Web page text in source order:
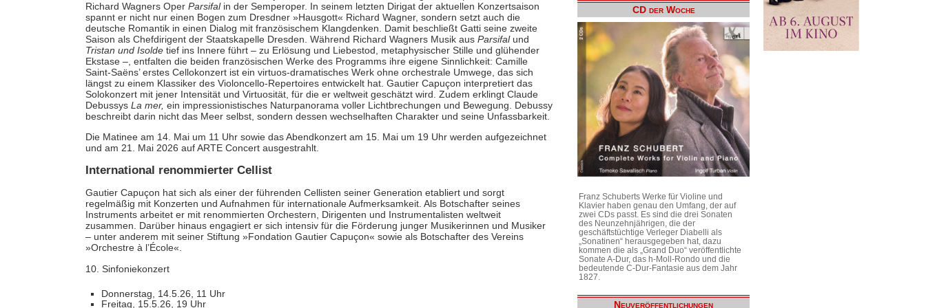
Richard Wagners Oper Parsifalin der Semperoper. In seinem letzten Dirigat der aktuellen Konzertsaison
spannt er nicht nur einen Bogen zum Dresdner »Hausgott« Richard Wagner, sondern setzt auch die
deutsche Romantik in einen Dialog mit französischem Klangdenken. Damit beschließt Gatti seine zweite
Saison als Chefdirigent der Staatskapelle Dresden. Während Richard Wagners Musik aus Parsifalund
Tristan und Isoldetief ins Innere führt – zu Erlösung und Liebestod, metaphysischer Stille und glühender
Ekstase –, entfalten die beiden französischen Werke des Programms ihre eigene Sinnlichkeit: Camille
Saint-Saëns’ erstes Cellokonzert ist ein virtuos-dramatisches Werk ohne orchestrale Umwege, das sich
längst zu einem Klassiker des Violoncello-Repertoires entwickelt hat. Gautier Capuçon interpretiert das
Solokonzert mit jener Intensität und Virtuosität, für die er weltweit geschätzt wird. Zudem erklingt Claude
Debussys La mer, ein impressionistisches Naturpanorama voller Lichtbrechungen und Bewegung. Debussy
beschreibt darin nicht das Meer selbst, sondern dessen wechselhaften Charakter und seine Unfassbarkeit.
Die Matinee am 14. Mai um 11 Uhr sowie das Abendkonzert am 15. Mai um 19 Uhr werden aufgezeichnet
und am 21. Mai 2026 auf ARTE Concert ausgestrahlt.
International renommierter Cellist
Gautier Capuçon hat sich als einer der führenden Cellisten seiner Generation etabliert und sorgt
regelmäßig mit Konzerten und Aufnahmen für internationale Aufmerksamkeit. Als Botschafter seines
Instruments arbeitet er mit renommierten Orchestern, Dirigenten und Instrumentalisten weltweit
zusammen. Darüber hinaus engagiert er sich intensiv für die Förderung junger Musikerinnen und Musiker
– unter anderem mit seiner Stiftung »Fondation Gautier Capuçon« sowie als Botschafter des Vereins
»Orchestre à l’École«.
10. Sinfoniekonzert
Donnerstag, 14.5.26, 11 Uhr
Freitag, 15.5.26, 19 Uhr
CD der Woche
Franz Schuberts Werke für Violine und
Klavier haben genau den Umfang, der auf
zwei CDs passt. Es sind die drei Sonaten
des Neunzehnjährigen, die der
geschäftstüchtige Verleger Diabelli als
„Sonatinen“ herausgegeben hat, dazu
kommen die als „Grand Duo“ veröffentlichte
Sonate A-Dur, das h-Moll-Rondo und die
bedeutende C-Dur-Fantasie aus dem Jahr
1827.
Neuveröffentlichungen